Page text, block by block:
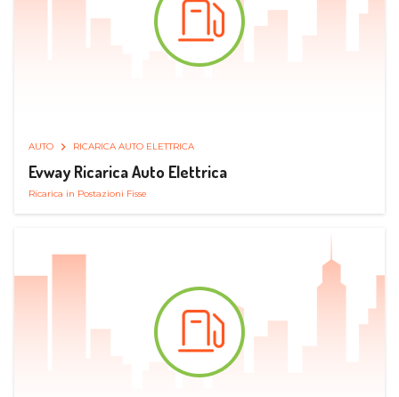
AUTO RICARICA AUTO ELETTRICA
Evway Ricarica Auto Elettrica
Ricarica in Postazioni Fisse